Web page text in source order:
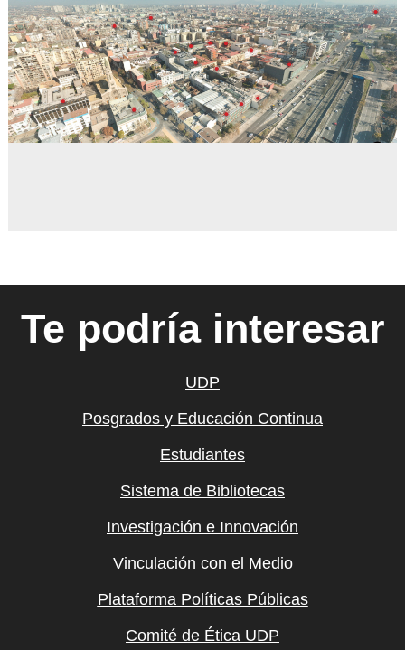
Te podría interesar
UDP
Posgrados y Educación Continua
Estudiantes
Sistema de Bibliotecas
Investigación e Innovación
Vinculación con el Medio
Plataforma Políticas Públicas
Comité de Ética UDP